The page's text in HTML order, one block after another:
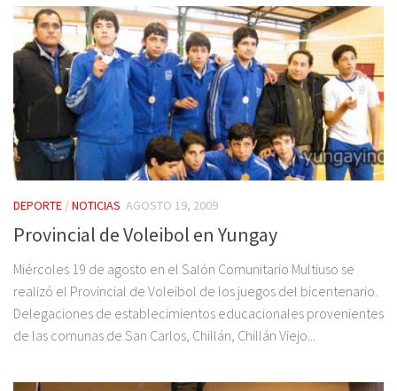
DEPORTE /NOTICIAS AGOSTO 19, 2009
Provincial de Voleibol en Yungay
Miércoles 19 de agosto en el Salón Comunitario Multiuso se
realizó el Provincial de Voleibol de los juegos del bicentenario.
Delegaciones de establecimientos educacionales provenientes
de las comunas de San Carlos, Chillán, Chillán Viejo...